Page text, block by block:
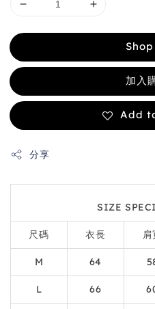
加入
Add
分享
SIZE
尺碼 衣長 肩
M 64
L 66